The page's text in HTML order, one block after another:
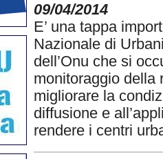
09/04/2014
E’ una tappa
Nazionale di
dell’Onu che si
monitoraggio della
migliorare la
diffusione e
rendere i centri